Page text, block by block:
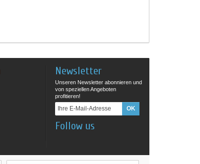
Newsletter
Unseren Newsletter abonnieren und
von speziellen Angeboten
profitieren!
Follow us